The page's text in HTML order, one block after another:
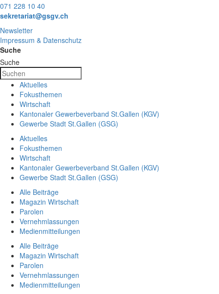
071 228 10 40
sekretariat@gsgv.ch
Newsletter
Impressum & Datenschutz
Suche
Suche
Aktuelles
Fokusthemen
Wirtschaft
Kantonaler Gewerbeverband St.Gallen (KGV)
Gewerbe Stadt St.Gallen (GSG)
Aktuelles
Fokusthemen
Wirtschaft
Kantonaler Gewerbeverband St.Gallen (KGV)
Gewerbe Stadt St.Gallen (GSG)
Alle Beiträge
Magazin Wirtschaft
Parolen
Vernehmlassungen
Medienmitteilungen
Alle Beiträge
Magazin Wirtschaft
Parolen
Vernehmlassungen
Medienmitteilungen